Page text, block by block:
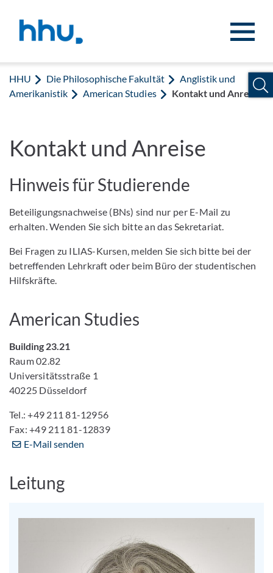
HHU Die Philosophische Fakultät
Anglistik und
Amerikanistik
American Studies Kontakt und Anreise
Kontakt und Anreise
Hinweis für Studierende
Beteiligungsnachweise (BNs) sind nur per E-Mail zu
erhalten. Wenden Sie sich bitte an das Sekretariat.
Bei Fragen zu ILIAS-Kursen, melden Sie sich bitte bei der
betreffenden Lehrkraft oder beim Büro der studentischen
Hilfskräfte.
American Studies
Building 23.21
Raum 02.82
Universitätsstraße 1
40225 Düsseldorf
Tel.: +49 211 81-12956
Fax: +49 211 81-12839
E-Mail senden
Leitung